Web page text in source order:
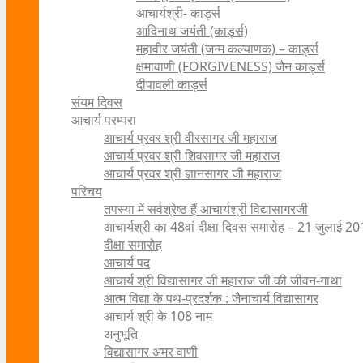
आचार्यश्री- कार्ड्स
आदिनाथ जयंती (कार्ड्स)
महावीर जयंती (जन्म कल्याणक) – कार्ड्स
क्षमावाणी (FORGIVENESS) जैन कार्ड्स
दीपावली कार्ड्स
संयम दिवस
आचार्य परम्परा
आचार्य प्रवर श्री वीरसागर जी महाराज
आचार्य प्रवर श्री शिवसागर जी महाराज
आचार्य प्रवर श्री ज्ञानसागर जी महाराज
परिचय
तपस्या में सर्वश्रेष्ठ हैं आचार्यश्री विद्यासागरजी
आचार्यश्री का 48वां दीक्षा दिवस समारोह – 21 जुलाई
दीक्षा समारोह
आचार्य पद
आचार्य श्री विद्यासागर जी महाराज जी की जीवन-गाथा
आत्म विद्या के पथ-प्रदर्शक : जैनाचार्य विद्यासागर
आचार्य श्री के 108 नाम
अनुभूति
विद्यासागर अमर वाणी